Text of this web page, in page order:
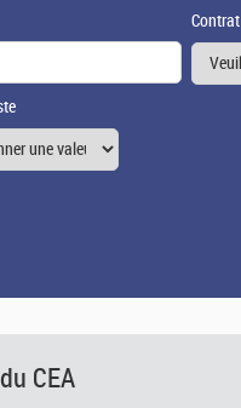
Contrat
CEA